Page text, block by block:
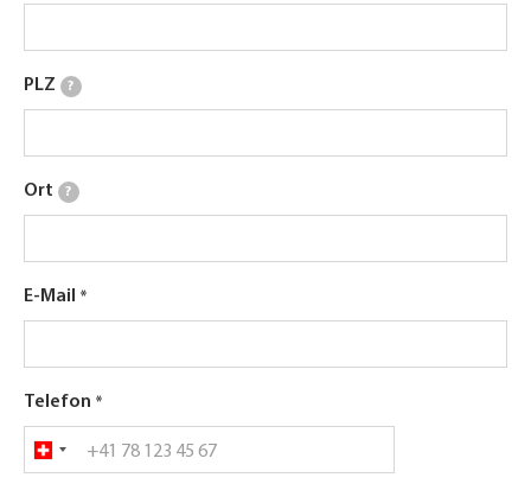
PLZ ?
Ort ?
E-Mail
Telefon